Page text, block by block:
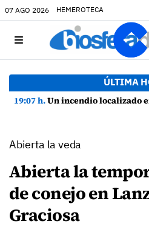
07 AGO 2026 HEMEROTECA
ÚLTIMA
19:07 h.Un incendio localizado en un sofá obliga
Abierta la veda
Abierta la
de conejo en
Graciosa